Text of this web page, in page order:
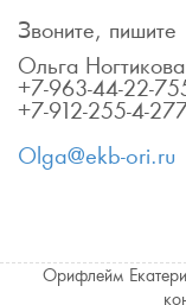
Звоните, пишите
Ольга Ногтикова
+7-963-44-22-
+7-912-255-4-
Olga@ekb-ori.ru
Орифлейм